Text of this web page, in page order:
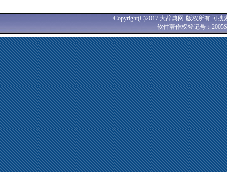
Copyright(C)2017 大辞典网·版权所有 可
软件著作权登记号：